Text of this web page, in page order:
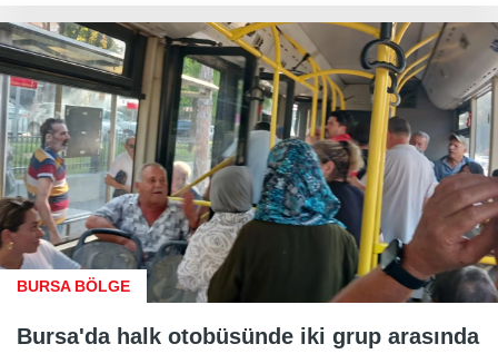
BURSA BÖLGE
Bursa'da halk otobüsünde iki grup arasında